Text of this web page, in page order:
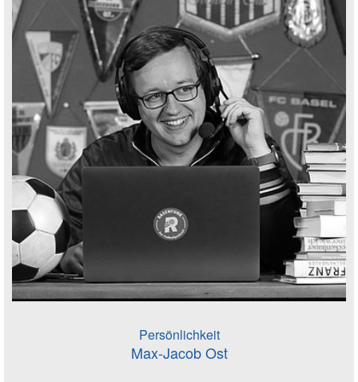
Persönlichkeit
Max-Jacob Ost